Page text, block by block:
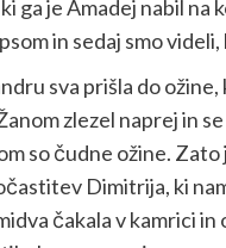
ga je Amadej nabil na
in sedaj smo
sva prišla do
zlezel naprej in
so čudne ožine.
Dimitrija, ki
čakala v kamrici